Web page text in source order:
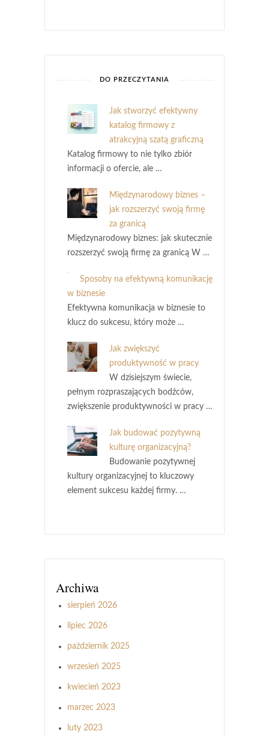
DO PRZECZYTANIA
Jak stworzyć efektywny
katalog firmowy z
atrakcyjną szatą graficzną
Katalog firmowy to nie tylko zbiór
informacji o ofercie, ale …
Międzynarodowy biznes –
jak rozszerzyć swoją firmę
za granicą
Międzynarodowy biznes: jak skutecznie
rozszerzyć swoją firmę za granicą W …
Sposoby na efektywną komunikację
w biznesie
Efektywna komunikacja w biznesie to
klucz do sukcesu, który może …
Jak zwiększyć
produktywność w pracy
W dzisiejszym świecie,
pełnym rozpraszających bodźców,
zwiększenie produktywności w pracy …
Jak budować pozytywną
kulturę organizacyjną?
Budowanie pozytywnej
kultury organizacyjnej to kluczowy
element sukcesu każdej firmy. …
Archiwa
sierpień 2026
lipiec 2026
październik 2025
wrzesień 2025
kwiecień 2023
marzec 2023
luty 2023